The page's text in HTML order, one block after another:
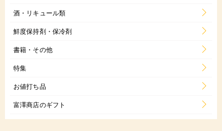
酒・リキュール類
鮮度保持剤・保冷剤
書籍・その他
特集
お値打ち品
富澤商店のギフト